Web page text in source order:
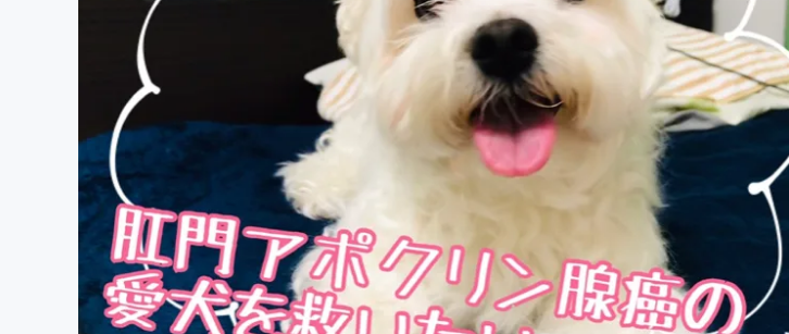
書籍・雑誌出版
ビジネス・起業 チャレンジ
まちづくり・地域活性化
CAMPFIRE for Social Good
CAMPFIREふるさと納税
machi-ya